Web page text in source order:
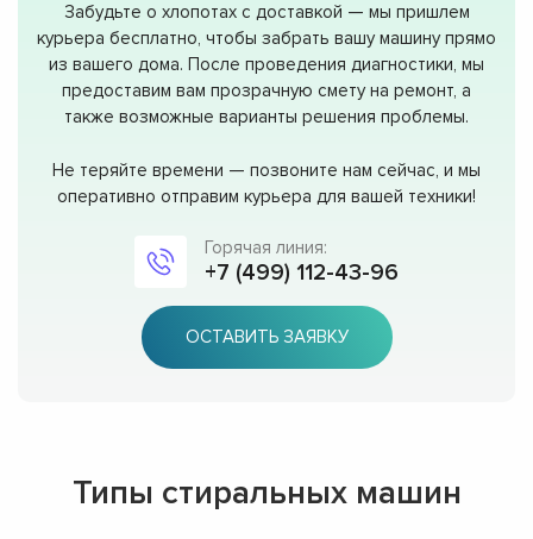
Забудьте о хлопотах с доставкой — мы пришлем
курьера бесплатно, чтобы забрать вашу машину прямо
из вашего дома. После проведения диагностики, мы
предоставим вам прозрачную смету на ремонт, а
также возможные варианты решения проблемы.
Не теряйте времени — позвоните нам сейчас, и мы
оперативно отправим курьера для вашей техники!
Горячая линия:
+7 (499) 112-43-96
ОСТАВИТЬ ЗАЯВКУ
Типы стиральных машин